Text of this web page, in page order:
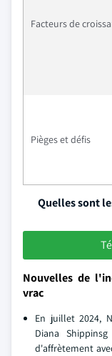
Facteurs de
Pièges et défis
Quelles sont
Nouvelles de
vrac
En juillet 2024,
Diana
d'affrètement